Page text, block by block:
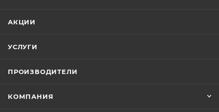
АКЦИИ
УСЛУГИ
ПРОИЗВОДИТЕЛИ
КОМПАНИЯ